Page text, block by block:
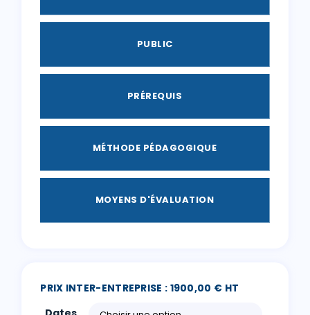
PUBLIC
PRÉREQUIS
MÉTHODE PÉDAGOGIQUE
MOYENS D'ÉVALUATION
PRIX INTER-ENTREPRISE : 1900,00 € HT